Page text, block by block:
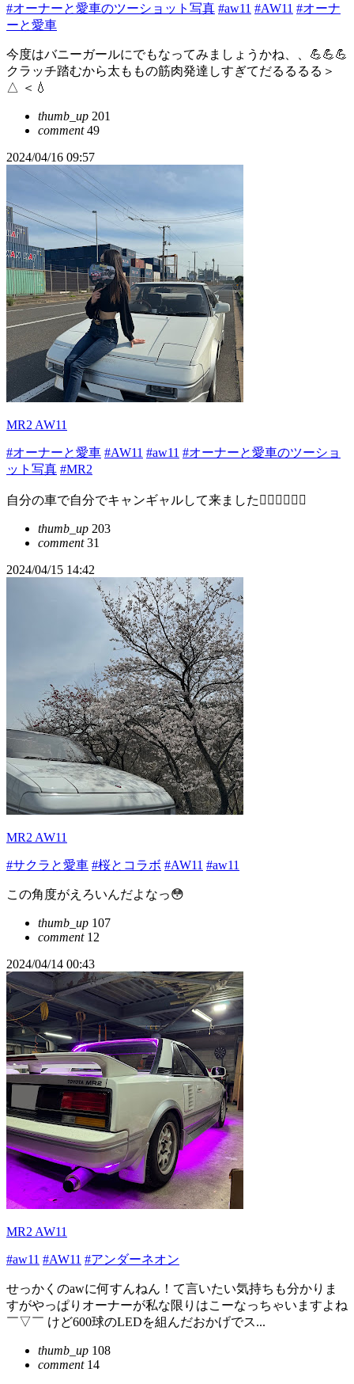
#オーナーと愛車のツーショット写真 #aw11 #AW11 #オーナ
ーと愛車
今度はバニーガールにでもなってみましょうかね、、💪💪💪
クラッチ踏むから太ももの筋肉発達しすぎてだるるるる＞
△ ＜💧
thumb_up 201
comment49
2024/04/16 09:57
MR2 AW11
#オーナーと愛車 #AW11 #aw11 #オーナーと愛車のツーショ
ット写真 #MR2
自分の車で自分でキャンギャルして来ました😵‍💫😵‍💫😵‍💫
thumb_up 203
comment31
2024/04/15 14:42
MR2 AW11
#サクラと愛車 #桜とコラボ #AW11 #aw11
この角度がえろいんだよなっ😳
thumb_up 107
comment12
2024/04/14 00:43
MR2 AW11
#aw11 #AW11 #アンダーネオン
せっかくのawに何すんねん！て言いたい気持ちも分かりま
すがやっぱりオーナーが私な限りはこーなっちゃいますよね
￣▽￣ けど600球のLEDを組んだおかげでス...
thumb_up 108
comment14